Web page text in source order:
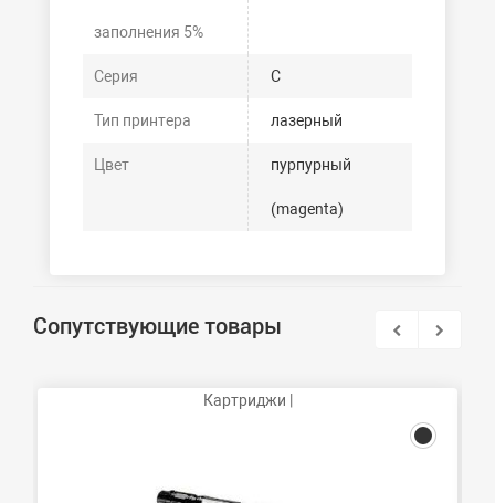
заполнения 5%
Серия C
Тип принтера лазерный
Цвет пурпурный
(magenta)
Сопутствующие товары
Картриджи |